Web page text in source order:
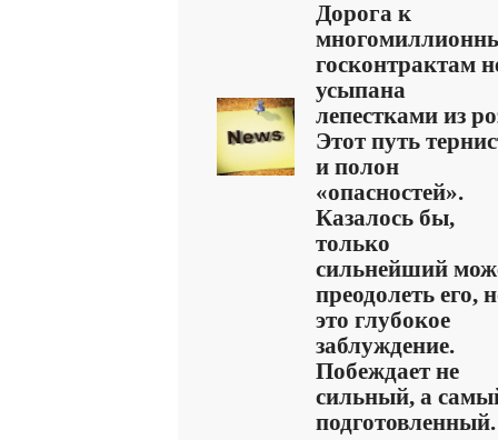
Дорога к
госконтрактам
усыпана
лепестками из
Этот путь
и полон
«опасностей».
Казалось бы,
только
сильнейший
преодолеть его,
это глубокое
заблуждение.
Побеждает не
сильный, а
подготовленный.